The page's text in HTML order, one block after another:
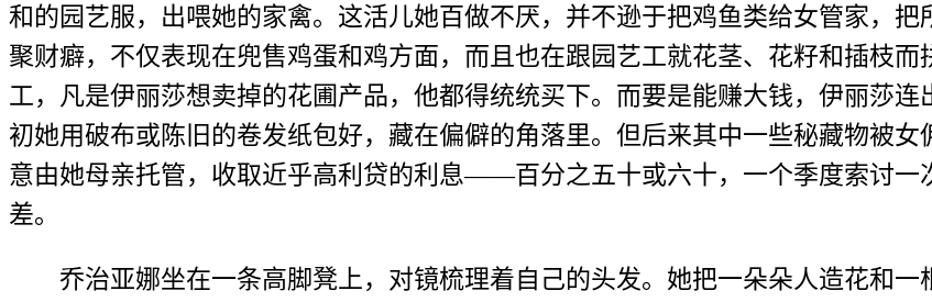
和的园艺服，出喂她的家禽。这活儿她百做不厌，并不逊于把鸡鱼类给女管家，
聚财癖，不仅表现在兜售鸡蛋和鸡方面，而且也在跟园艺工就花茎、花籽和插枝
工，凡是伊丽莎想卖掉的花圃产品，他都得统统买下。而要是能赚大钱，伊丽莎
初她用破布或陈旧的卷发纸包好，藏在偏僻的角落里。但后来其中一些秘藏物被
意由她母亲托管，收取近乎高利贷的利息——百分之五十或六十，一个季度索讨一
差。
乔治亚娜坐在一条高脚凳上，对镜梳理着自己的头发。她把一朵朵人造花和